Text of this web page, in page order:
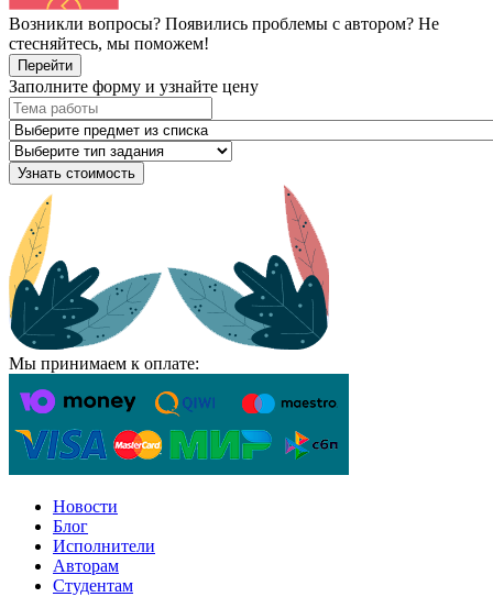
Возникли вопросы? Появились проблемы с автором? Не
стесняйтесь, мы поможем!
Перейти
Заполните форму и узнайте цену
Узнать стоимость
Мы принимаем к оплате:
Новости
Блог
Исполнители
Авторам
Студентам